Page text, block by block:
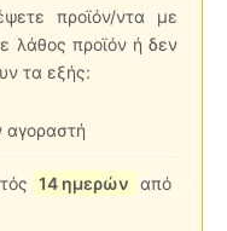
προϊόν/ντα με
λάθος προϊόν ή δεν
τα εξής:
αγοραστή
14 ημερών από